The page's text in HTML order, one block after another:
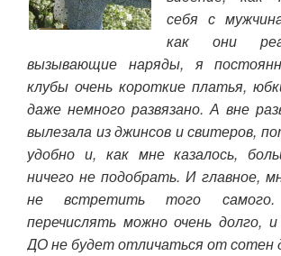
себя с
как они
вызывающие наряды, я
клубы очень короткие платья,
даже немного развязано. А вне
вылезала из джинсов и свитеров,
удобно и, как мне казалось,
ничего не подобрать. И главное,
не встретить того
перечислять можно очень долго,
ДО не будет отличаться от сотен